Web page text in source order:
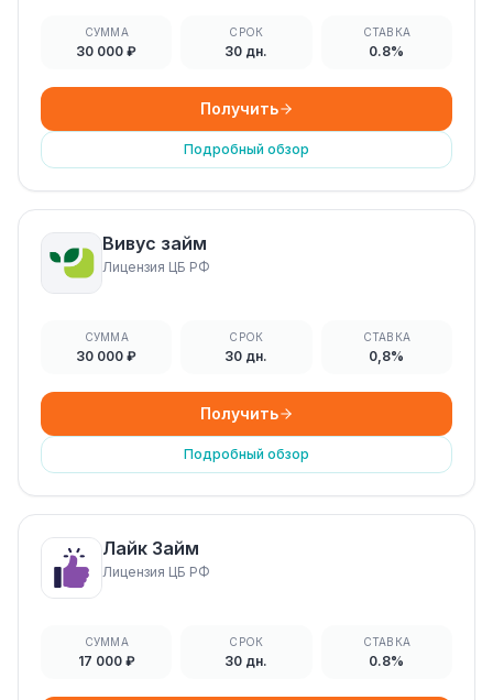
СУММА
30 000 ₽
СРОК
30 дн.
СТАВКА
0.8%
Получить
Подробный обзор
Вивус займ
Лицензия ЦБ РФ
СУММА
30 000 ₽
СРОК
30 дн.
СТАВКА
0,8%
Получить
Подробный обзор
Лайк Займ
Лицензия ЦБ РФ
СУММА
17 000 ₽
СРОК
30 дн.
СТАВКА
0.8%